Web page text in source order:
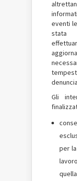
eventi
stata
Gli
per